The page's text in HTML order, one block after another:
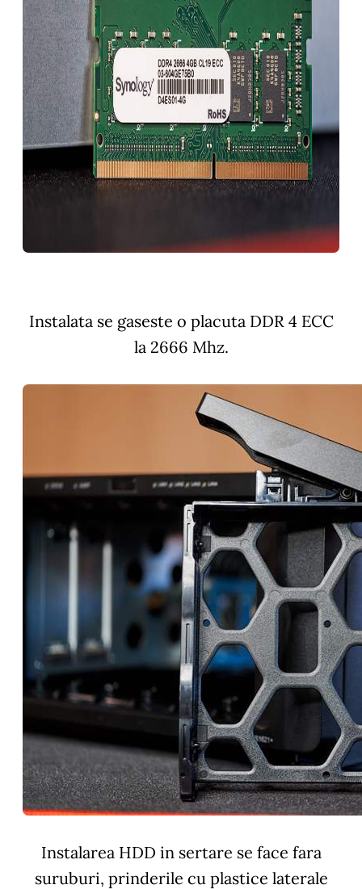
Instalata se gaseste o placuta DDR 4 ECC
la 2666 Mhz.
Instalarea HDD in sertare se face fara
suruburi, prinderile cu plastice laterale